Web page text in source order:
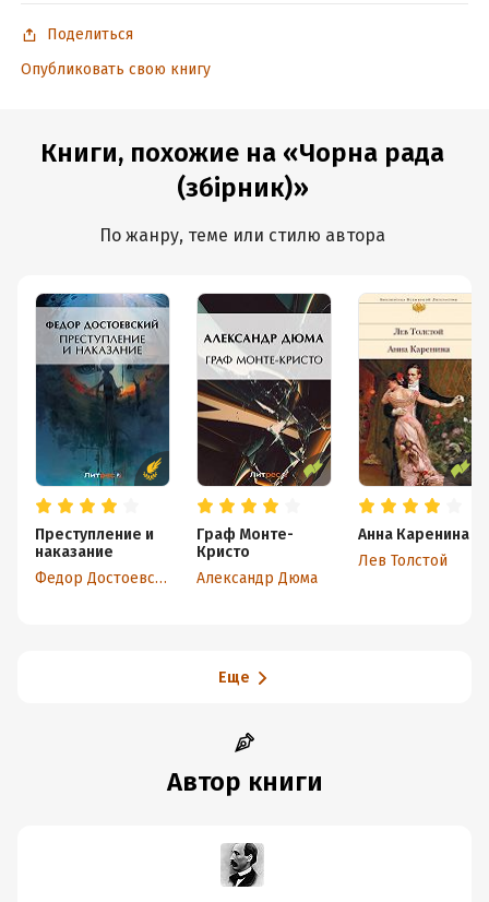
Поделиться
Опубликовать свою книгу
Книги, похожие на «Чорна рада
(збірник)»
По жанру, теме или стилю автора
Преступление и
наказание
Федор Достоевский
Граф Монте-
Кристо
Александр Дюма
Анна Каренина
Лев Толстой
Еще
Автор книги